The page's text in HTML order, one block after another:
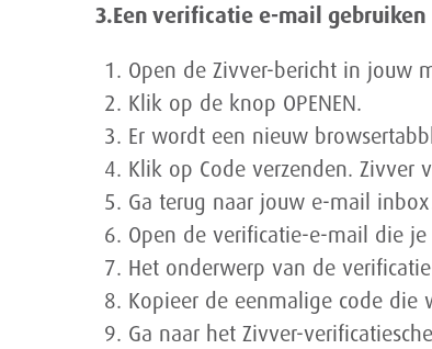
3.Een verificatie e-mail gebruiken
Open de Zivver-bericht in jouw
Klik op de knop OPENEN.
Er wordt een nieuw
Klik op Code verzenden.
Ga terug naar jouw e-mail
Open de verificatie-e-mail die
Het onderwerp van de
Kopieer de eenmalige code
Ga naar het Zivver-